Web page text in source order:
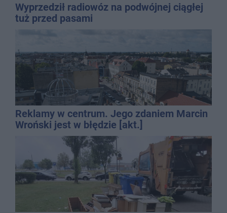
Wyprzedził radiowóz na podwójnej ciągłej
tuż przed pasami
Reklamy w centrum. Jego zdaniem Marcin
Wroński jest w błędzie [akt.]